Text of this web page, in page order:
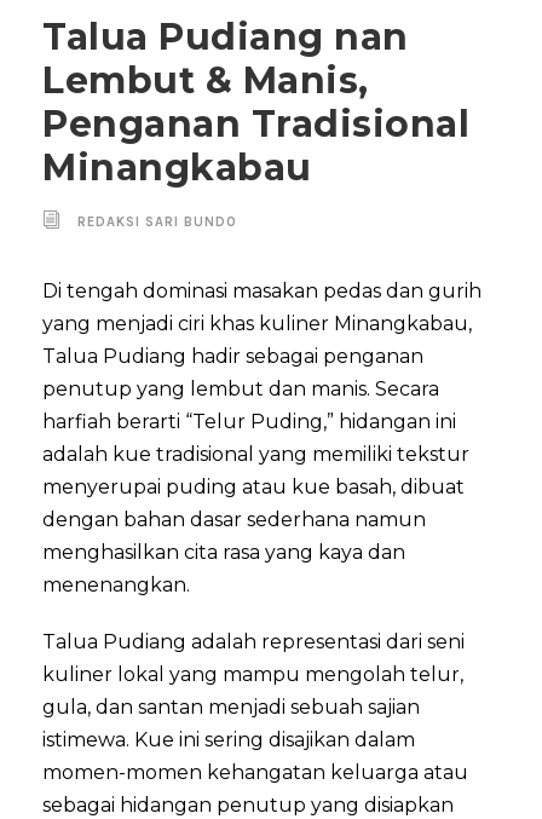
Talua Pudiang nan
Lembut & Manis,
Penganan Tradisional
Minangkabau
REDAKSI SARI BUNDO
Di tengah dominasi masakan pedas dan gurih
yang menjadi ciri khas kuliner Minangkabau,
Talua Pudiang hadir sebagai penganan
penutup yang lembut dan manis. Secara
harfiah berarti “Telur Puding,” hidangan ini
adalah kue tradisional yang memiliki tekstur
menyerupai puding atau kue basah, dibuat
dengan bahan dasar sederhana namun
menghasilkan cita rasa yang kaya dan
menenangkan.
Talua Pudiang adalah representasi dari seni
kuliner lokal yang mampu mengolah telur,
gula, dan santan menjadi sebuah sajian
istimewa. Kue ini sering disajikan dalam
momen-momen kehangatan keluarga atau
sebagai hidangan penutup yang disiapkan